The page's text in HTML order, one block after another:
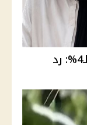
القصة الكاملة لأزمة ريم صاحبة الـ4%: رد